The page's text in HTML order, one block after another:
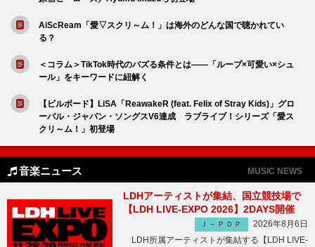
AiScReam「愛▽スクリ～ム！」は海外のどんな国で聴かれてい
る？
＜コラム＞TikTok時代のバズる条件とは――「ループ×可愛い×シュ
ール」をキーワードに紐解く
【ビルボード】LiSA「ReawakeR (feat. Felix of Stray Kids)」グロ
ーバル・ジャパン・ソングスV6達成 ラブライブ！シリーズ「愛ス
クリ～ム！」初登場
音楽ニュース MUSIC NEWS
LDHアーティストが集結、国立競技場で
【LDH LIVE-EXPO 2026】2DAYS開催
Ｊ－ＰＯＰ
2026年8月6日
LDH所属アーティストが集結する【LDH LIVE-